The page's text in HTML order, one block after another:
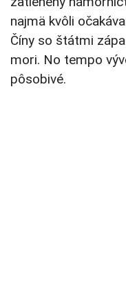
najmä kvôli
Číny so štátmi
mori. No tempo
pôsobivé.